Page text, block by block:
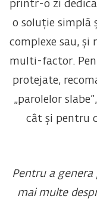
printr-o zi
o soluție simplă
complexe sau,
multi-factor.
protejate,
„parolelor
cât și pentru
Pentru a
mai multe